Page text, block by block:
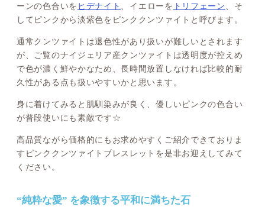
ーンの色合いを ヒデナイト 、イエローを トリフェーン
、そ
してピンクから淡紫色をピンククンツァイトと呼びます。
通常クンツァイトは退色性があり扱いが難しいとされます
が、ご覧のナイジェリア産クンツァイトは透明度が控えめ
で色が濃く鮮やかなため、長時間放置しなければ比較的耐
久性がある点も扱いやすいかと思います。
身に着けてみると肌馴染みが良く、優しいピンクの色合い
が普段使いにも素敵です☆
高品質ながら価格的にもお求めやすくご紹介できておりま
すピンククンツァイトブレスレットを是非お迎えしてみて
ください。
“純粋な愛” を象徴する平和に満ちた石